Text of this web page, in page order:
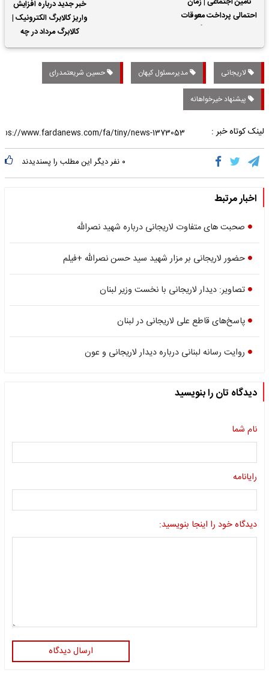
احتمالی پرداخت معوقات
خبر جدید درباره افزایش
واریز کالابرگ الکترونیک |
کالابرگ مرداد در چه
تاریخی واریز خواهد شد؟
لاریجانی مدیرمسئول کیهان حسین شریعتمدرای
پیشنهاد خیرخواهانه
لینک کوتاه خبر :
۰ نفر دیگر این مطلب را پسندیدند
اخبار مرتبط
صحبت های متفاوت لاریجانی درباره شهید نصرالله
حضور لاریجانی بر مزار شهید سید حسن نصرالله +فیلم
تصاویر: دیدار لاریجانی با نخست وزیر لبنان
پاسخ‌های قاطع علی لاریجانی در لبنان
روایت رسانه لبنانی درباره دیدار لاریجانی و عون
دیدگاه تان را بنویسید
نام شما
رایانامه
دیدگاه خود را اینجا بنویسید:
ارسال دیدگاه